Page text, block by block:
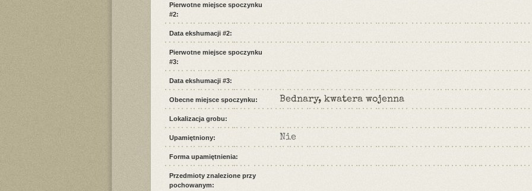
Pierwotne miejsce spoczynku
#2:
Data ekshumacji #2:
Pierwotne miejsce spoczynku
#3:
Data ekshumacji #3:
Obecne miejsce spoczynku: Bednary, kwatera wojenna
Lokalizacja grobu:
Upamiętniony: Nie
Forma upamiętnienia:
Przedmioty znalezione przy
pochowanym: